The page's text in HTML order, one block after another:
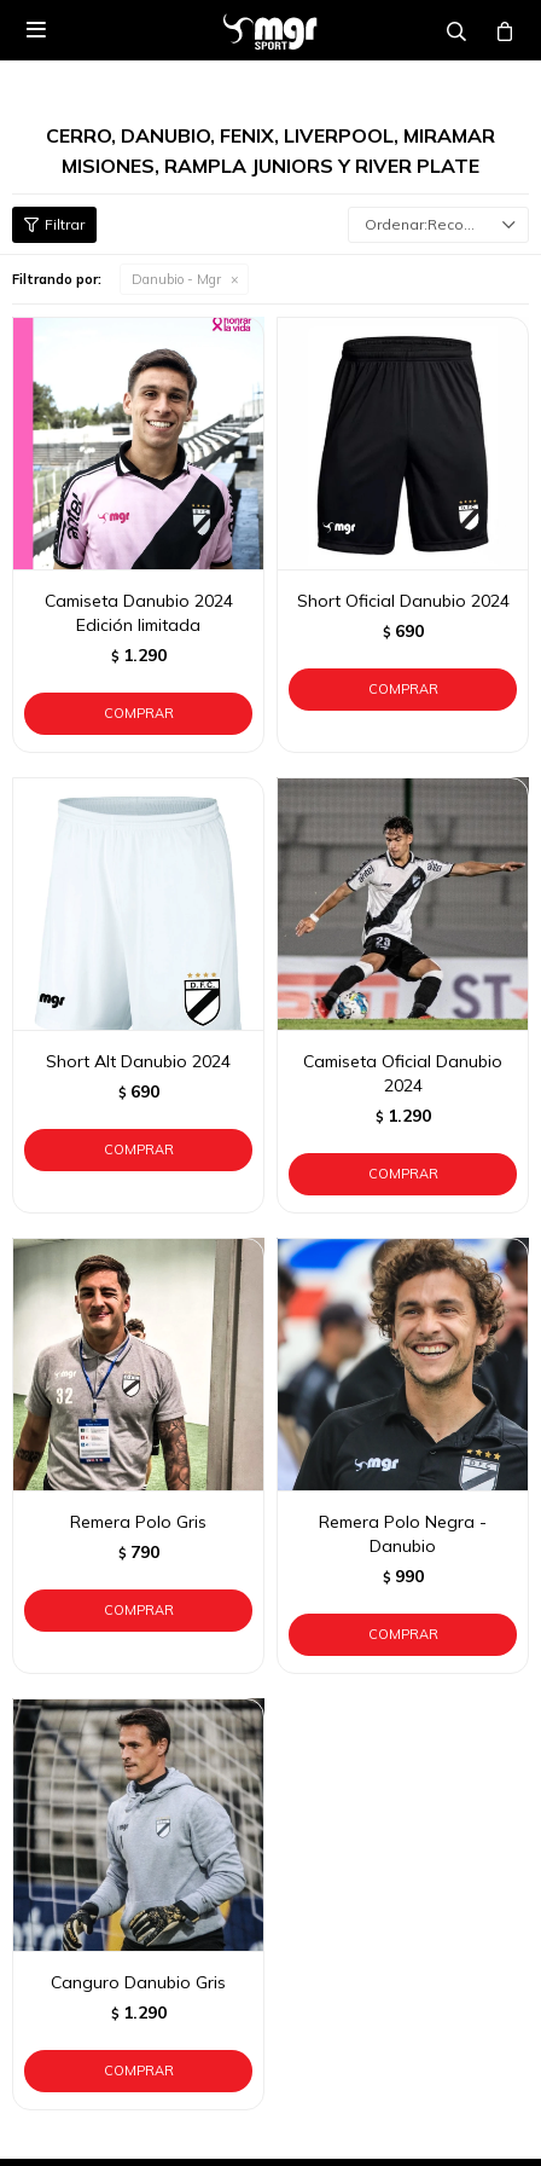

CERRO, DANUBIO, FENIX, LIVERPOOL, MIRAMAR
MISIONES, RAMPLA JUNIORS Y RIVER PLATE
Recomendados
Filtrando por: Danubio - Mgr
Camiseta Danubio 2024
Edición limitada
$ 1.290
Short Oficial Danubio 2024
$ 690
Short Alt Danubio 2024
$ 690
Camiseta Oficial Danubio
2024
$ 1.290
Remera Polo Gris
$ 790
Remera Polo Negra -
Danubio
$ 990
Canguro Danubio Gris
$ 1.290